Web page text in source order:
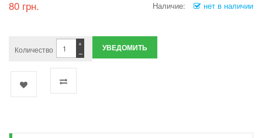
80 грн. Наличие: нет в наличии
Количество −
+ УВЕДОМИТЬ